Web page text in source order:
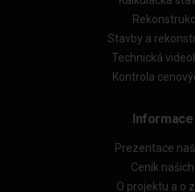
Stavby a
Technická
Kontrola
Prezentace
Ceník
O projektu a o